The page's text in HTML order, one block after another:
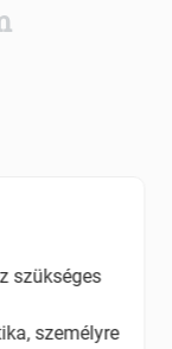
szükséges
személyre